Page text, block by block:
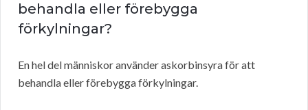
behandla eller förebygga
förkylningar?
En hel del människor använder askorbinsyra för att
behandla eller förebygga förkylningar.